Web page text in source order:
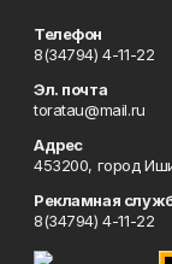
Телефон
8(34794) 4-11-22
Эл. почта
toratau@mail.ru
Адрес
453200, город
Рекламная
8(34794) 4-11-22